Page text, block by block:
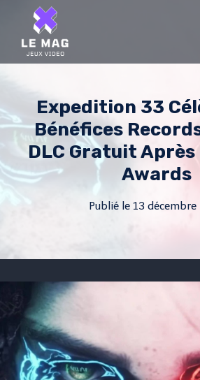
content
Expedition 33
Bénéfices
DLC Gratuit Après
Awards
Publié le 13 décembre